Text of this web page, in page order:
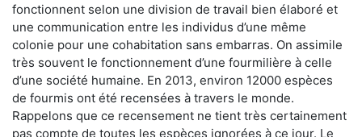
fonctionnent selon une division de travail bien élaboré et
une communication entre les individus d’une même
colonie pour une cohabitation sans embarras. On assimile
très souvent le fonctionnement d’une fourmilière à celle
d’une société humaine. En 2013, environ 12000 espèces
de fourmis ont été recensées à travers le monde.
Rappelons que ce recensement ne tient très certainement
pas compte de toutes les espèces ignorées à ce jour. Le